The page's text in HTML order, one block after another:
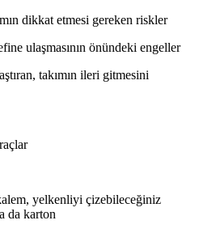
dikkat etmesi gereken riskler
ulaşmasının önündeki engeller
takımın ileri gitmesini
yelkenliyi çizebileceğiniz
da karton